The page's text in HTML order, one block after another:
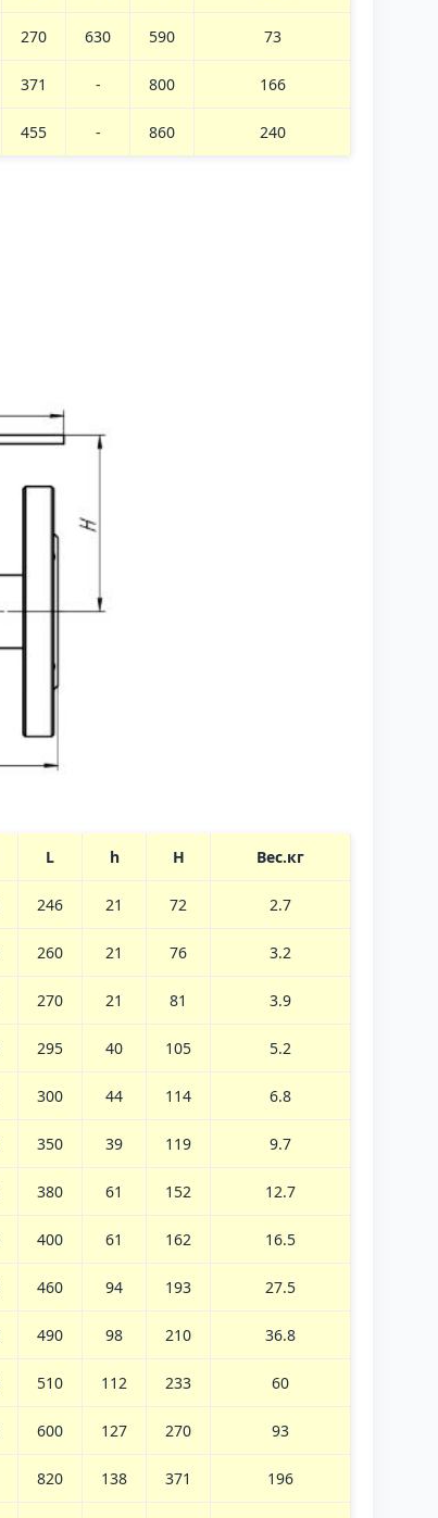
270 630 590 73
371 - 800 166
455 - 860 240
L h H Вес.кг
246 21 72 2.7
260 21 76 3.2
270 21 81 3.9
295 40 105 5.2
300 44 114 6.8
350 39 119 9.7
380 61 152 12.7
400 61 162 16.5
460 94 193 27.5
490 98 210 36.8
510 112 233 60
600 127 270 93
820 138 371 196